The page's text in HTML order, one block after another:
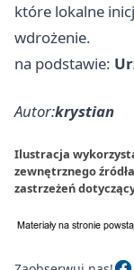
które lokalne
wdrożenie.
na podstawie:
Autor:krystian
Ilustracja
zewnętrznego
zastrzeżeń